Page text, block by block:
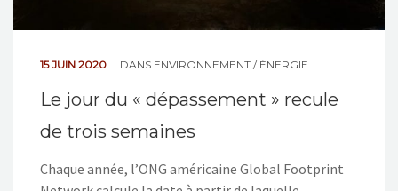
15 JUIN 2020 DANS ENVIRONNEMENT / ÉNERGIE
Le jour du « dépassement » recule
de trois semaines
Chaque année, l’ONG américaine Global Footprint